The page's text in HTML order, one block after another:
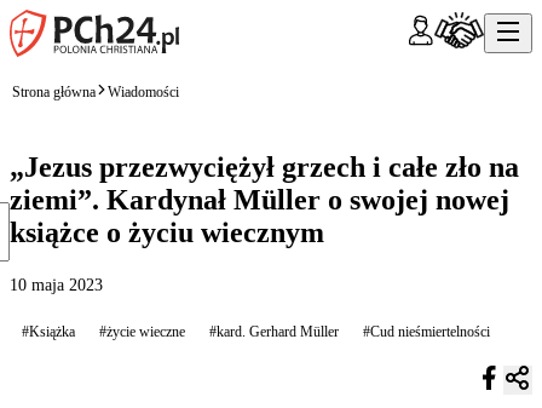
Strona główna Wiadomości
„Jezus przezwyciężył grzech i całe zło na
ziemi”. Kardynał Müller o swojej nowej
książce o życiu wiecznym
10 maja 2023
#Książka #życie wieczne #kard. Gerhard Müller #Cud nieśmiertelności